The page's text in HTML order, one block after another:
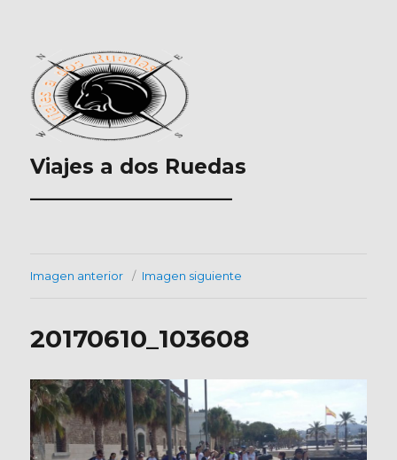
Viajes a dos Ruedas
___________________
Imagen anterior Imagen siguiente
20170610_103608